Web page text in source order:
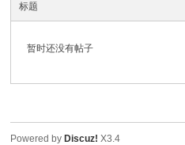
生
标题
暂时还没有帖子
Powered by Discuz! X3.4